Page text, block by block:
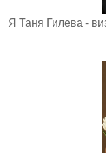
Я Таня Гилева -